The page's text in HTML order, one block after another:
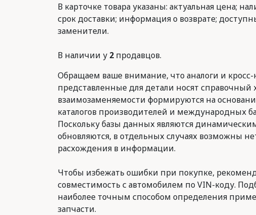
В карточке товара указаны: актуальная цена;
срок доставки; информация о возврате;
заменители.
В наличии у 2 продавцов.
Обращаем ваше внимание, что аналоги и
представленные для детали носят справочный
взаимозаменяемости формируются на
каталогов производителей и международных
Поскольку базы данных являются
обновляются, в отдельных случаях возможны
расхождения в информации.
Чтобы избежать ошибки при покупке,
совместимость с автомобилем по VIN-коду.
наиболее точным способом определения
запчасти.